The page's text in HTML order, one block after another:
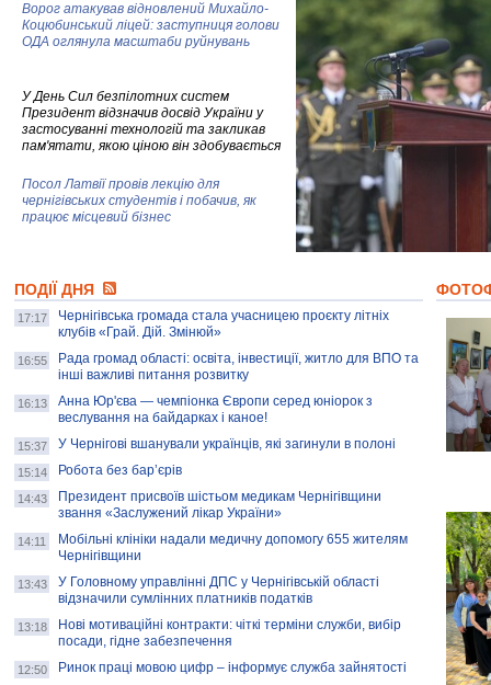
Ворог атакував відновлений Михайло-
Коцюбинський ліцей: заступниця голови
ОДА оглянула масштаби руйнувань
У День Сил безпілотних систем
Президент відзначив досвід України у
застосуванні технологій та закликав
пам'ятати, якою ціною він здобувається
Посол Латвії провів лекцію для
чернігівських студентів і побачив, як
працює місцевий бізнес
колекцію про війну, емоції та тварин
AB InBev Efes Україна підтримала
навчальний проєкт "Молодіжна бізнес-
школа", спрямований на розвиток
підприємництва у Чернігівській області
Золота тварина: видання Forbes
написало про чернігівця Патрона: хто і
скільки на ньому заробляє? І куди
витрачають?
ПОДІЇ ДНЯ
17:17
Чернігівська громада стала учасницею проєкту літніх
клубів «Грай. Дій. Змінюй»
16:55
Рада громад області: освіта, інвестиції, житло для ВПО та
інші важливі питання розвитку
16:13
Анна Юр'єва — чемпіонка Європи серед юніорок з
веслування на байдарках і каное!
15:37 У Чернігові вшанували українців, які загинули в полоні
15:14 Робота без бар’єрів
14:43
Президент присвоїв шістьом медикам Чернігівщини
звання «Заслужений лікар України»
14:11
Мобільні клініки надали медичну допомогу 655 жителям
Чернігівщини
13:43
У Головному управлінні ДПС у Чернігівській області
відзначили сумлінних платників податків
13:18
Нові мотиваційні контракти: чіткі терміни служби, вибір
посади, гідне забезпечення
12:50 Ринок праці мовою цифр – інформує служба зайнятості